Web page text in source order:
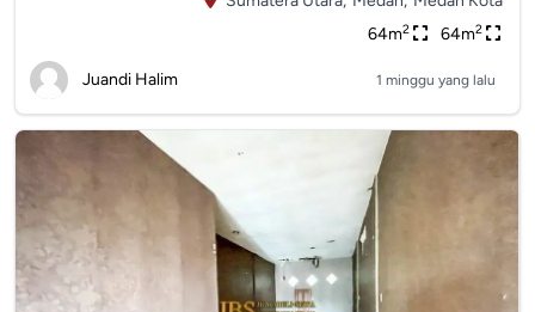
64m2 64m2
Juandi Halim 1 minggu yang lalu